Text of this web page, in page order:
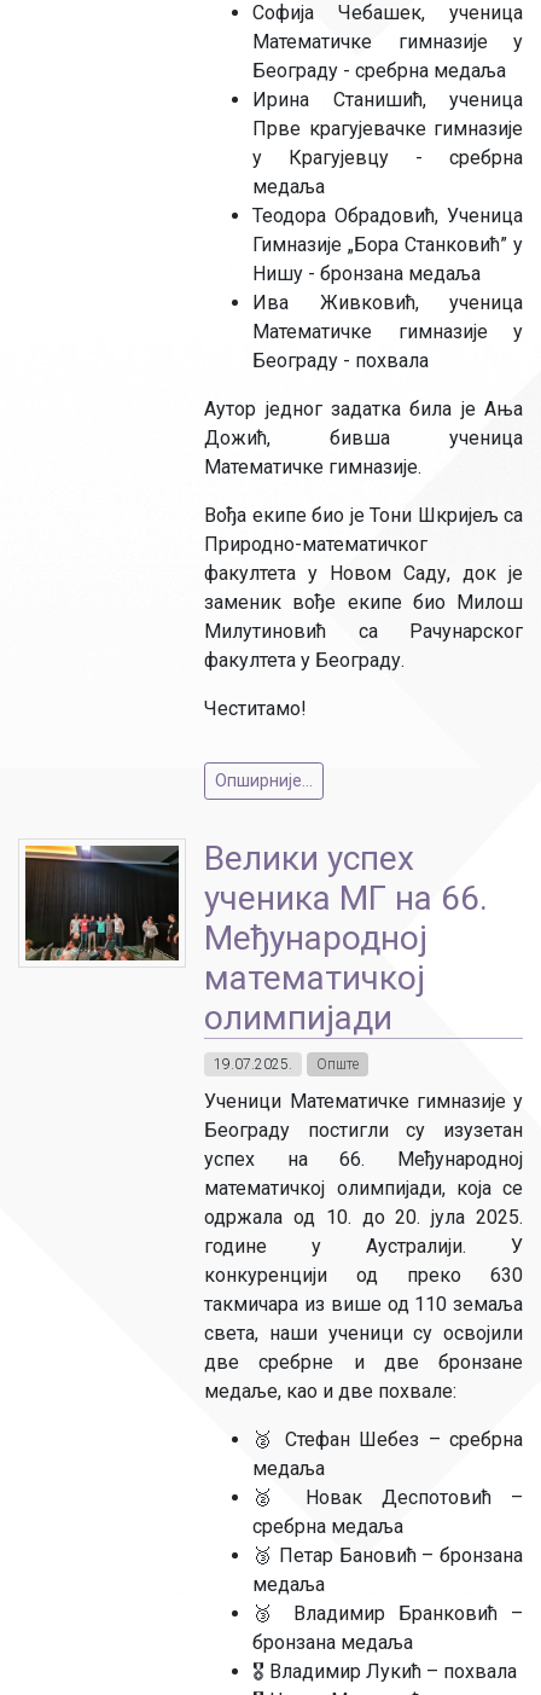
Софија Чебашек, ученица
Математичке гимназије у
Београду - сребрна медаља
Ирина Станишић, ученица
Прве крагујевачке гимназије
у Крагујевцу - сребрна
медаља
Теодора Обрадовић, Ученица
Гимназије „Бора Станковић” у
Нишу - бронзана медаља
Ива Живковић, ученица
Математичке гимназије у
Београду - похвала
Аутор једног задатка била је Ања
Дожић, бивша ученица
Математичке гимназије.
Вођа екипе био је Тони Шкријељ са
Природно-математичког
факултета у Новом Саду, док је
заменик вође екипе био Милош
Милутиновић са Рачунарског
факултета у Београду.
Честитамо!
Опширније...
Велики успех
ученика МГ на 66.
Међународној
математичкој
олимпијади
19.07.2025. Опште
Ученици Математичке гимназије у
Београду постигли су изузетан
успех на 66. Међународној
математичкој олимпијади, која се
одржала од 10. до 20. јула 2025.
године у Аустралији. У
конкуренцији од преко 630
такмичара из више од 110 земаља
света, наши ученици су освојили
две сребрне и две бронзане
медаље, као и две похвале:
🥈 Стефан Шебез – сребрна
медаља
🥈 Новак Деспотовић –
сребрна медаља
🥉 Петар Бановић – бронзана
медаља
🥉 Владимир Бранковић –
бронзана медаља
🎖 Владимир Лукић – похвала